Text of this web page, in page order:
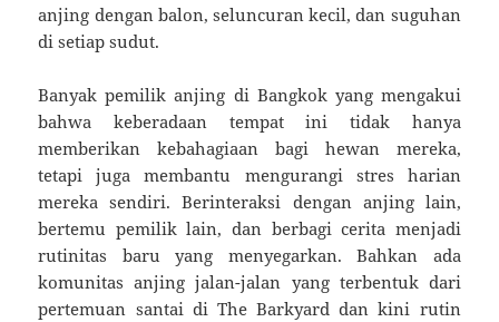
anjing dengan balon, seluncuran kecil, dan suguhan
di setiap sudut.
Banyak pemilik anjing di Bangkok yang mengakui
bahwa keberadaan tempat ini tidak hanya
memberikan kebahagiaan bagi hewan mereka,
tetapi juga membantu mengurangi stres harian
mereka sendiri. Berinteraksi dengan anjing lain,
bertemu pemilik lain, dan berbagi cerita menjadi
rutinitas baru yang menyegarkan. Bahkan ada
komunitas anjing jalan-jalan yang terbentuk dari
pertemuan santai di The Barkyard dan kini rutin